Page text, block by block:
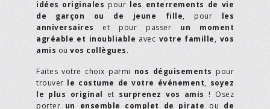
idées originales pour les enterrements de vie
de garçon ou de jeune fille, pour les
anniversaires et pour passer un moment
agréable et inoubliable avec votre famille, vos
amis ou vos collègues.
Faites votre choix parmi nos déguisements pour
trouver le costume de votre événement, soyez
le plus original et surprenez vos amis ! Osez
porter un ensemble complet de pirate ou de